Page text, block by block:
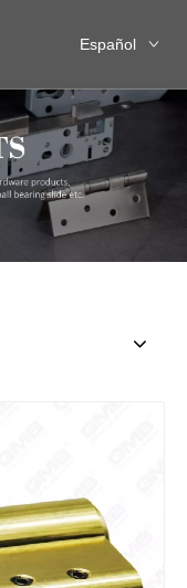
Español
العربية
Français
Pусский